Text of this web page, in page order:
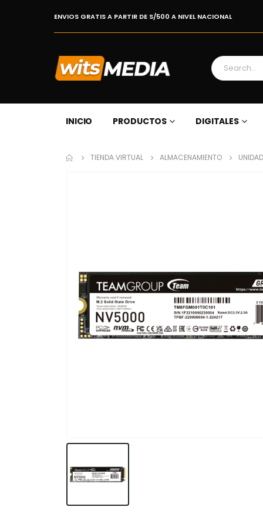
ENVIOS GRATIS A PARTIR DE S/500 A NIVEL NACIONAL
INICIO PRODUCTOS DIGITALES
TIENDA VIRTUAL ALMACENAMIENTO